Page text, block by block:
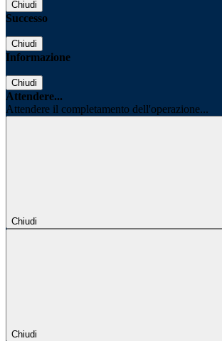
Chiudi
Successo
Chiudi
Informazione
Chiudi
Attendere...
Attendere il completamento dell'operazione...
Chiudi
Chiudi